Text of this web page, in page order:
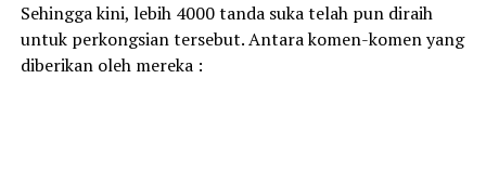
Sehingga kini, lebih 4000 tanda suka telah pun diraih
untuk perkongsian tersebut. Antara komen-komen yang
diberikan oleh mereka :